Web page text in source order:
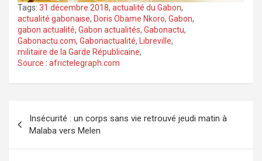
Tags: 31 décembre 2018, actualité du Gabon,
actualité gabonaise, Doris Obame Nkoro, Gabon,
gabon actualité, Gabon actualités, Gabonactu,
Gabonactu.com, Gabonactualité, Libreville,
militaire de la Garde Républicaine,
Source : africtelegraph.com
de
l’article
Insécurité : un corps sans vie retrouvé jeudi matin à
Malaba vers Melen